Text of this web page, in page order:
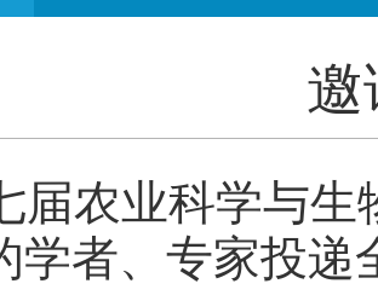
邀
届农业科学与
学者、专家投递